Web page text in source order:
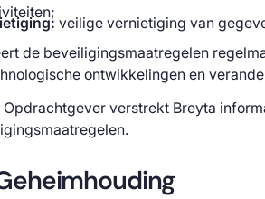
veilige vernietiging van
de beveiligingsmaatregelen
ontwikkelingen en
Opdrachtgever verstrekt Breyta